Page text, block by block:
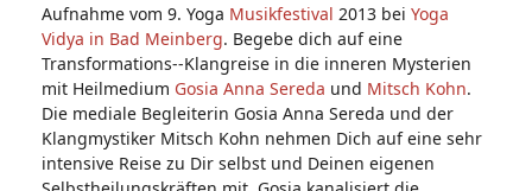
g
s:
Aufnahme vom 9. Yoga Musikfestival 2013 bei Yoga
Vidya in Bad Meinberg. Begebe dich auf eine
Transformations--Klangreise in die inneren Mysterien
mit Heilmedium Gosia Anna Sereda und Mitsch Kohn.
Die mediale Begleiterin Gosia Anna Sereda und der
Klangmystiker Mitsch Kohn nehmen Dich auf eine sehr
intensive Reise zu Dir selbst und Deinen eigenen